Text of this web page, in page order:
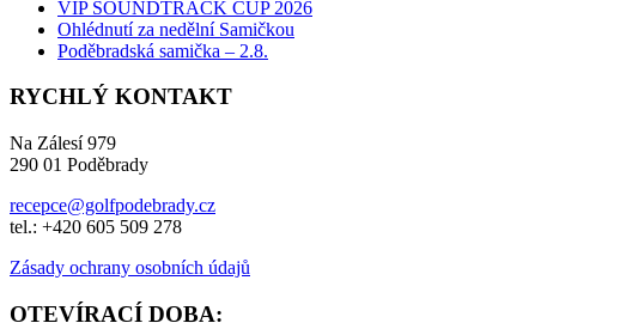
VIP SOUNDTRACK CUP 2026
Ohlédnutí za nedělní Samičkou
Poděbradská samička – 2.8.
RYCHLÝ KONTAKT
Na Zálesí 979
290 01 Poděbrady
recepce@golfpodebrady.cz
tel.: +420 605 509 278
Zásady ochrany osobních údajů
OTEVÍRACÍ DOBA: